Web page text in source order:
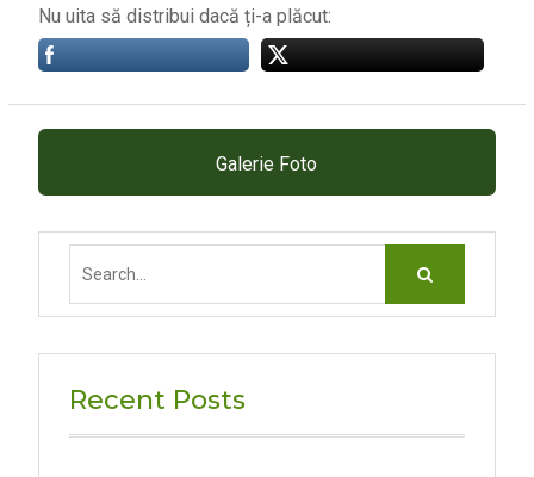
Nu uita să distribui dacă ți-a plăcut:
Galerie Foto
Recent Posts